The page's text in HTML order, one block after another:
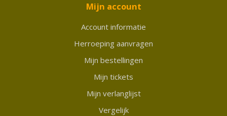
Mijn account
Account informatie
Herroeping aanvragen
Mijn bestellingen
Mijn tickets
Mijn verlanglijst
Vergelijk